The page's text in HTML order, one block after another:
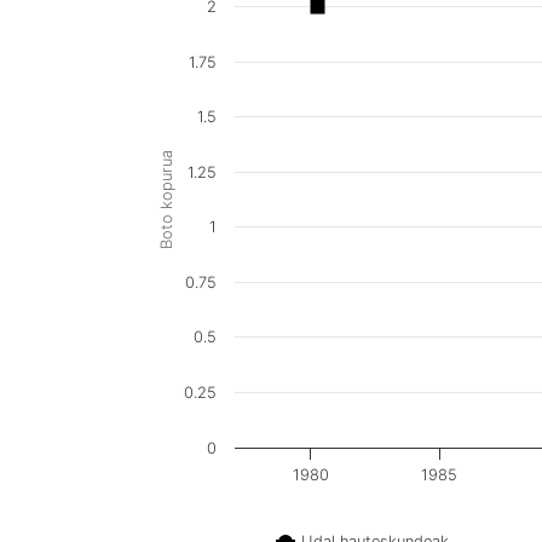
Boto kopurua
1980 1985
0
0.25
0.5
0.75
1
1.25
1.5
1.75
2